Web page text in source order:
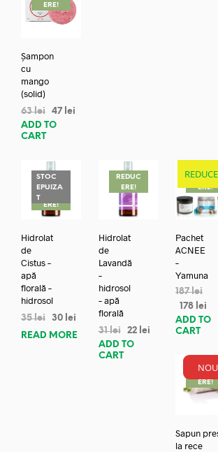
ERE!
Șampon
cu
mango
(solid)
63lei 47 lei
ADD TO
CART
STOC
EPUIZA
TREDUC
ERE!
Hidrolat
de
Cistus –
apă
florală –
hidrosol
35lei 30 lei
READ MORE
REDUC
ERE!
Hidrolat
de
Lavandă
–
hidrosol
– apă
florală
31lei 22 lei
ADD TO
CART
REDUC
ERE!
Pachet
ACNEE
–
Yamuna
187lei
178 lei
ADD TO
CART
REDUC
ERE!
Sapun
la rece